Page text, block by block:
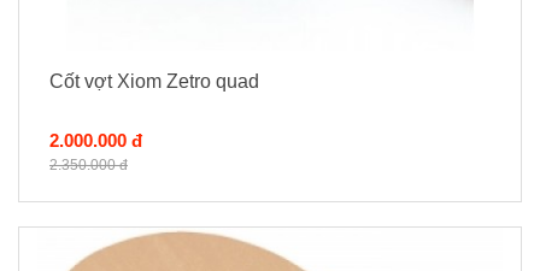
Cốt vợt Xiom Zetro quad
2.000.000 đ
2.350.000 đ